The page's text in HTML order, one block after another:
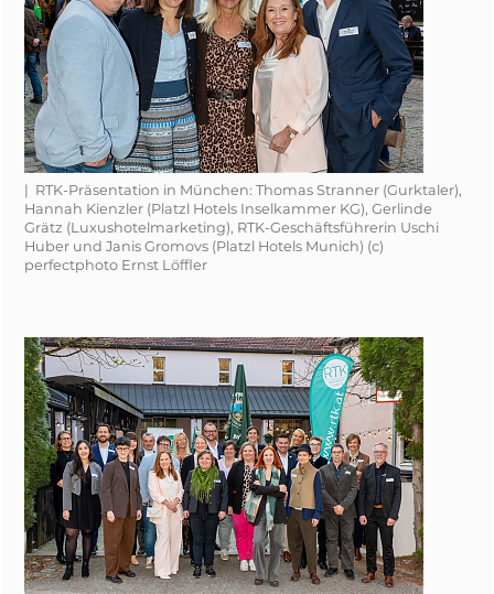
| RTK-Präsentation in München: Thomas Stranner (Gurktaler),
Hannah Kienzler (Platzl Hotels Inselkammer KG), Gerlinde
Grätz (Luxushotelmarketing), RTK-Geschäftsführerin Uschi
Huber und Janis Gromovs (Platzl Hotels Munich) (c)
perfectphoto Ernst Löffler